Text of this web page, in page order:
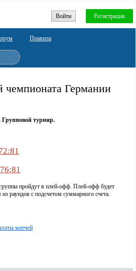
Войти Регистрация
Правила
чемпионата Германии
турнир.
76:81
пройдут в плей-офф. Плей-офф будет
раундов с подсчетом суммарного счета.
матчей